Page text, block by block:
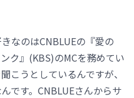
なのはCNBLUEの『愛の
ク』(KBS)のMCを務めてい
こうとしているんですが、
です。CNBLUEさんからサ